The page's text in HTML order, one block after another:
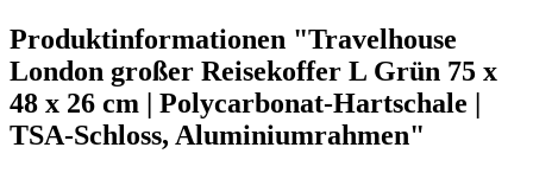
Produktinformationen "Travelhouse
London großer Reisekoffer L Grün 75 x
48 x 26 cm | Polycarbonat-Hartschale |
TSA-Schloss, Aluminiumrahmen"